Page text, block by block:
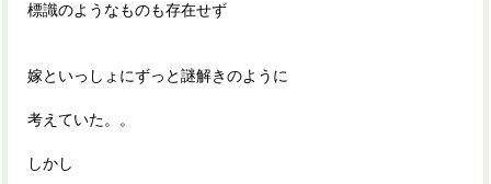
標識のようなものも存在せず
嫁といっしょにずっと謎解きのように
考えていた。。
しかし